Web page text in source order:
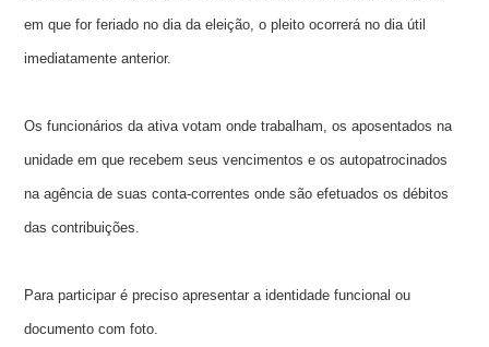
em que for feriado no dia da eleição, o pleito ocorrerá no dia útil
imediatamente anterior.
Os funcionários da ativa votam o­nde trabalham, os aposentados na
unidade em que recebem seus vencimentos e os autopatrocinados
na agência de suas conta-correntes o­nde são efetuados os débitos
das contribuições.
Para participar é preciso apresentar a identidade funcional ou
documento com foto.